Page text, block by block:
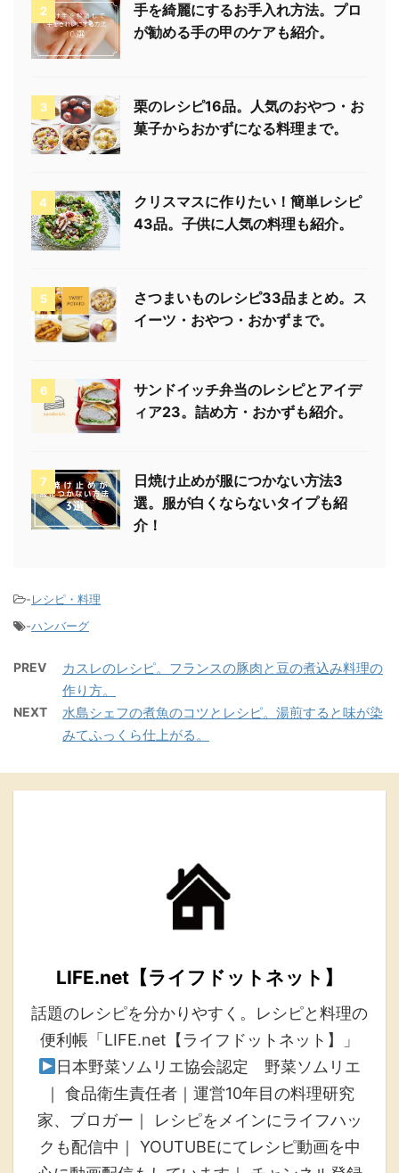
2
手を綺麗にするお手入れ方法。プロ
が勧める手の甲のケアも紹介。
3
栗のレシピ16品。人気のおやつ・お
菓子からおかずになる料理まで。
4
クリスマスに作りたい！簡単レシピ
43品。子供に人気の料理も紹介。
5
さつまいものレシピ33品まとめ。ス
イーツ・おやつ・おかずまで。
6
サンドイッチ弁当のレシピとアイデ
ィア23。詰め方・おかずも紹介。
7
日焼け止めが服につかない方法3
選。服が白くならないタイプも紹
介！
-レシピ・料理
-ハンバーグ
PREV
カスレのレシピ。フランスの豚肉と豆の煮込み料理の
作り方。
NEXT
水島シェフの煮魚のコツとレシピ。湯煎すると味が染
みてふっくら仕上がる。
LIFE.net【ライフドットネット】
話題のレシピを分かりやすく。レシピと料理の
便利帳「LIFE.net【ライフドットネット】」
日本野菜ソムリエ協会認定 野菜ソムリエ
｜ 食品衛生責任者｜運営10年目の料理研究
家、ブロガー｜ レシピをメインにライフハッ
クも配信中｜ YOUTUBEにてレシピ動画を中